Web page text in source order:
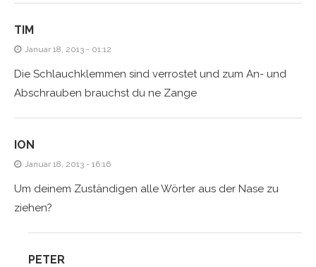
TIM
Januar 18, 2013 - 01:12
Die Schlauchklemmen sind verrostet und zum An- und
Abschrauben brauchst du ne Zange
ION
Januar 18, 2013 - 16:16
Um deinem Zuständigen alle Wörter aus der Nase zu
ziehen?
PETER